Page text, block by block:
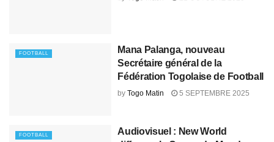
FOOTBALL
Mana Palanga, nouveau
Secrétaire général de la
Fédération Togolaise de Football
by Togo Matin 5 SEPTEMBRE 2025
FOOTBALL
Audiovisuel : New World